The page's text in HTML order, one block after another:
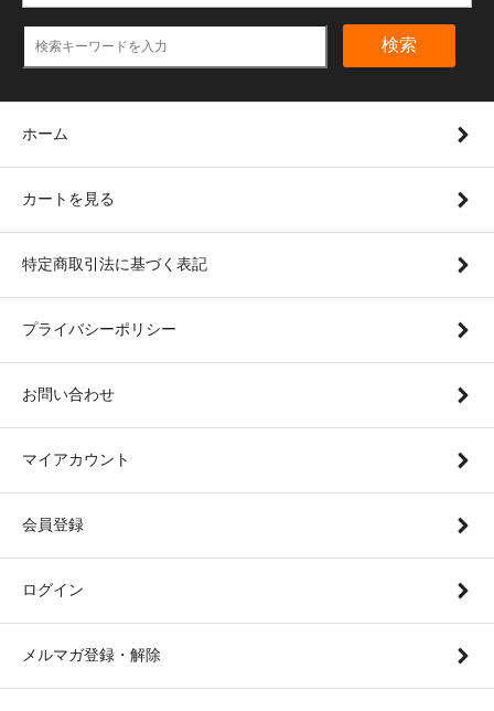
検索
ホーム
カートを見る
特定商取引法に基づく表記
プライバシーポリシー
お問い合わせ
マイアカウント
会員登録
ログイン
メルマガ登録・解除